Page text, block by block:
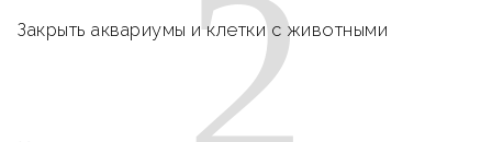
Закрыть аквариумы и клетки с животными